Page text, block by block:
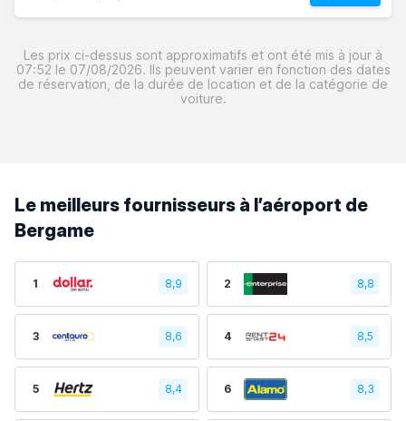
Les prix ci-dessus sont approximatifs et ont été mis à jour à
07:52 le 07/08/2026. Ils peuvent varier en fonction des dates
de réservation, de la durée de location et de la catégorie de
voiture.
Le meilleurs fournisseurs à l’aéroport de
Bergame
1 8,9 2 8,8
3 8,6 4 8,5
5 8,4 6 8,3